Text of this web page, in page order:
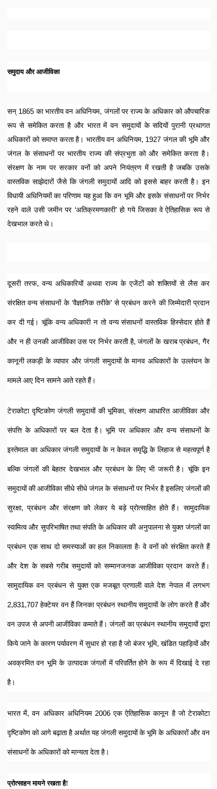
समुदाय और आजीविका
सन् 1865 का भारतीय वन अधिनियम, जंगलों पर राज्य के अधिकार को औपचारिक
रूप से समेकित करता है और भारत में वन समुदायों के सदियों पुरानी प्रथागत
अधिकारों को समाप्त करता है। भारतीय वन अधिनियम, 1927 जंगल की भूमि और
जंगल के संसाधनों पर भारतीय राज्य की संप्रभुता को और समेकित करता है।
संरक्षण के नाम पर सरकार वनों को अपने नियंत्रण में रखती है जबकि उसके
वास्तविक साझेदारों जैसे कि जंगली समुदायों आदि को इससे बाहर करती है। इन
विधायी अधिनियमों का परिणाम यह हुआ कि वन भूमि और इसके संसाधनों पर निर्भर
रहने वाले उसी जमीन पर ‘अतिक्रमणकारी’ हो गये जिसका वे ऐतिहासिक रूप से
देखभाल करते थे।
दूसरी तरफ, वन्य अधिकारियों अथवा राज्य के एजेंटों को शक्तियों से लैस कर
संरक्षित वन्य संसाधनों के ‘वैज्ञानिक तरीके’ से प्रबंधन करने की जिम्मेदारी प्रदान
कर दी गई। चूंकि वन्य अधिकारी न तो वन्य संसाधनों वास्तविक हिस्सेदार होते हैं
और न ही उनकी आजीविका उस पर निर्भर करती है, जंगलों के खराब प्रबंधन, गैर
कानूनी लकड़ी के व्यापार और जंगली समुदायों के मानव अधिकारों के उल्लंघन के
मामले आए दिन सामने आते रहते हैं।
टेराकोटा दृष्टिकोण जंगली समुदायों की भूमिका, संरक्षण आधारित आजीविका और
संपत्ति के अधिकारों पर बल देता है। भूमि पर अधिकार और वन्य संसाधनों के
इस्तेमाल का अधिकार जंगली समुदायों के न केवल समृद्धि के लिहाज से महत्वपूर्ण है
बल्कि जंगलों की बेहतर देखभाल और प्रबंधन के लिए भी जरूरी है। चूंकि इन
समुदायों की आजीविका सीधे सीधे जंगल के संसाधनों पर निर्भर है इसलिए जंगलों की
सुरक्षा, प्रबंधन और संरक्षण को लेकर ये बड़े प्रोत्साहित होते हैं। सामुदायिक
स्वामित्व और सुपरिभाषित तथा संपति के अधिकार की अनुपालना से युक्त जंगलों का
प्रबंधन एक साथ दो समस्याओं का हल निकालता हैः वे वनों को संरक्षित करते हैं
और देश के सबसे गरीब समुदायों को सम्मानजनक आजीविका प्रदान करते हैं।
सामुदायिक वन प्रबंधन से युक्त एक मजबूत प्रणाली वाले देश नेपाल में लगभग
2,831,707 हेक्टेयर वन हैं जिनका प्रबंधन स्थानीय समुदायों के लोग करते हैं और
वन उपज से अपनी आजीविका कमाते हैं। जंगलों का प्रबंधन स्थानीय समुदायों द्वारा
किये जाने के कारण पर्यावरण में सुधार हो रहा है जो बंजर भूमि, खंडित पहाड़ियों और
अवक्रमित वन भूमि के उत्पादक जंगलों में परिवर्तित होने के रूप में दिखाई दे रहा
है।
भारत में, वन अधिकार अधिनियम 2006 एक ऐतिहासिक कानून है जो टेराकोटा
दृष्टिकोण को आगे बढ़ाता है अर्थात यह जंगली समुदायों के भूमि के अधिकारों और वन
संसाधनों के अधिकारों को मान्यता देता है।
प्रोत्साहन मायने रखता है!